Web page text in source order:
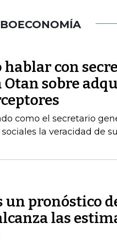
con
Otan sobre
como el secretario
la veracidad de
un pronóstico
las